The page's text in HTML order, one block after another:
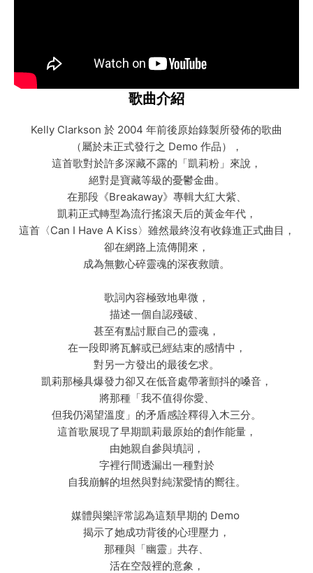
歌曲介紹
Kelly Clarkson 於 2004 年前後原始錄製所發佈的歌曲
（屬於未正式發行之 Demo 作品），
這首歌對於許多深藏不露的「凱莉粉」來說，
絕對是寶藏等級的憂鬱金曲。
在那段《Breakaway》專輯大紅大紫、
凱莉正式轉型為流行搖滾天后的黃金年代，
這首〈Can I Have A Kiss〉雖然最終沒有收錄進正式曲目，
卻在網路上流傳開來，
成為無數心碎靈魂的深夜救贖。
歌詞內容極致地卑微，
描述一個自認殘破、
甚至有點討厭自己的靈魂，
在一段即將瓦解或已經結束的感情中，
對另一方發出的最後乞求。
凱莉那極具爆發力卻又在低音處帶著顫抖的嗓音，
將那種「我不值得你愛、
但我仍渴望溫度」的矛盾感詮釋得入木三分。
這首歌展現了早期凱莉最原始的創作能量，
由她親自參與填詞，
字裡行間透漏出一種對於
自我崩解的坦然與對純潔愛情的嚮往。
媒體與樂評常認為這類早期的 Demo
揭示了她成功背後的心理壓力，
那種與「幽靈」共存、
活在空殼裡的意象，